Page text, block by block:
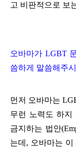
고 비판적으로 보
오바마가 LGBT
씀하게 말씀해주
먼저 오바마는
무런 노력도 하지
금지하는 법안
는데, 오바마는